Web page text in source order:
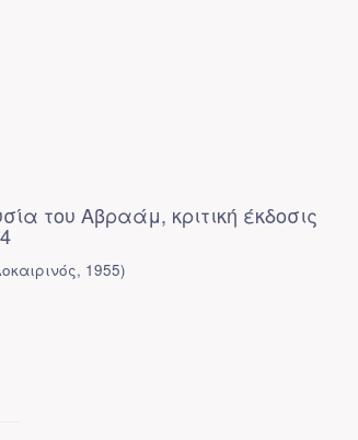
του Αβραάμ, κριτική έκδοσις
, 1955)